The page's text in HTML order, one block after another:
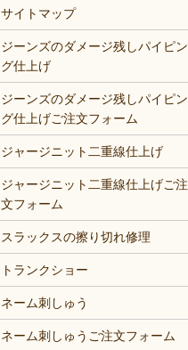
サイトマップ
ジーンズのダメージ残しパイピン
グ仕上げ
ジーンズのダメージ残しパイピン
グ仕上げご注文フォーム
ジャージニット二重線仕上げ
ジャージニット二重線仕上げご注
文フォーム
スラックスの擦り切れ修理
トランクショー
ネーム刺しゅう
ネーム刺しゅうご注文フォーム